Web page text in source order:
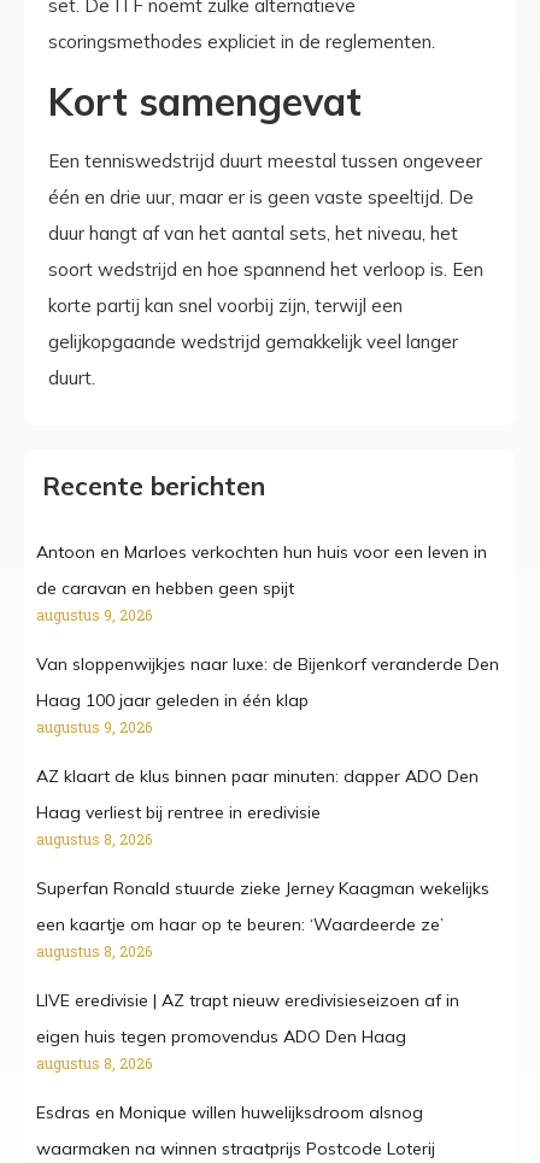
set. De ITF noemt zulke alternatieve
scoringsmethodes expliciet in de reglementen.
Kort samengevat
Een tenniswedstrijd duurt meestal tussen ongeveer
één en drie uur, maar er is geen vaste speeltijd. De
duur hangt af van het aantal sets, het niveau, het
soort wedstrijd en hoe spannend het verloop is. Een
korte partij kan snel voorbij zijn, terwijl een
gelijkopgaande wedstrijd gemakkelijk veel langer
duurt.
Recente berichten
Antoon en Marloes verkochten hun huis voor een leven in
de caravan en hebben geen spijt
augustus 9, 2026
Van sloppenwijkjes naar luxe: de Bijenkorf veranderde Den
Haag 100 jaar geleden in één klap
augustus 9, 2026
AZ klaart de klus binnen paar minuten: dapper ADO Den
Haag verliest bij rentree in eredivisie
augustus 8, 2026
Superfan Ronald stuurde zieke Jerney Kaagman wekelijks
een kaartje om haar op te beuren: ‘Waardeerde ze’
augustus 8, 2026
LIVE eredivisie | AZ trapt nieuw eredivisieseizoen af in
eigen huis tegen promovendus ADO Den Haag
augustus 8, 2026
Esdras en Monique willen huwelijksdroom alsnog
waarmaken na winnen straatprijs Postcode Loterij